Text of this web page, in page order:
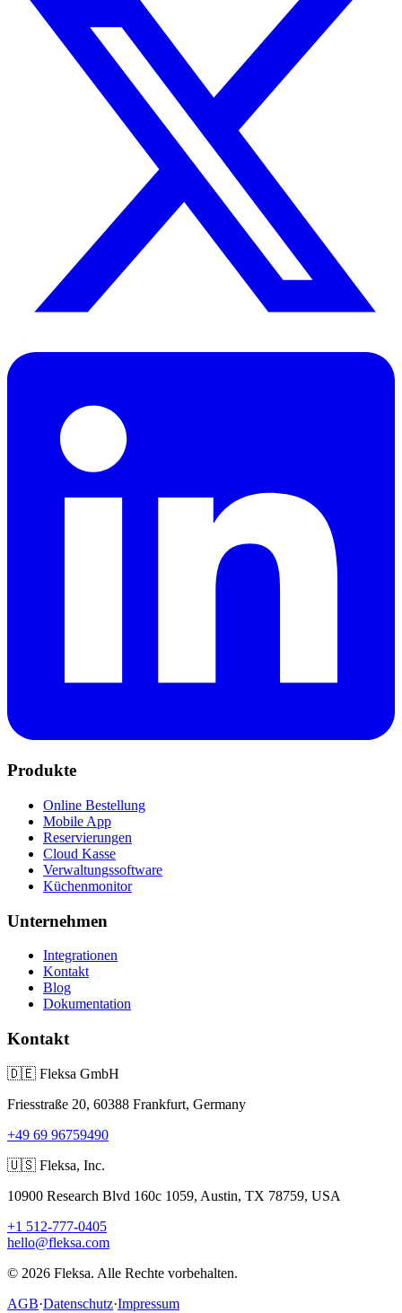
Produkte
Online Bestellung
Mobile App
Reservierungen
Cloud Kasse
Verwaltungssoftware
Küchenmonitor
Unternehmen
Integrationen
Kontakt
Blog
Dokumentation
Kontakt
🇩🇪 Fleksa GmbH
Friesstraße 20, 60388 Frankfurt, Germany
+49 69 96759490
🇺🇸 Fleksa, Inc.
10900 Research Blvd 160c 1059, Austin, TX 78759, USA
+1 512-777-0405
hello@fleksa.com
© 2026 Fleksa. Alle Rechte vorbehalten.
AGB·Datenschutz·Impressum